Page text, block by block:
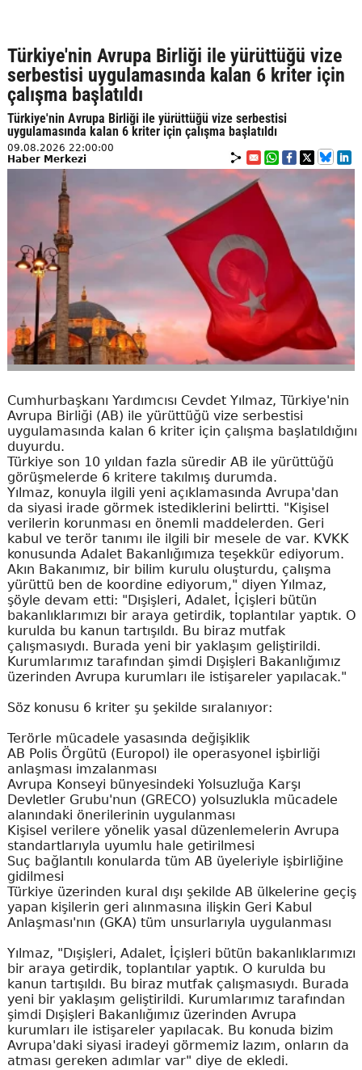
Türkiye'nin Avrupa Birliği ile yürüttüğü vize
serbestisi uygulamasında kalan 6 kriter için
çalışma başlatıldı
Türkiye'nin Avrupa Birliği ile yürüttüğü vize serbestisi
uygulamasında kalan 6 kriter için çalışma başlatıldı
09.08.2026 22:00:00
Haber Merkezi
Cumhurbaşkanı Yardımcısı Cevdet Yılmaz, Türkiye'nin
Avrupa Birliği (AB) ile yürüttüğü vize serbestisi
uygulamasında kalan 6 kriter için çalışma başlatıldığını
duyurdu.
Türkiye son 10 yıldan fazla süredir AB ile yürüttüğü
görüşmelerde 6 kritere takılmış durumda.
Yılmaz, konuyla ilgili yeni açıklamasında Avrupa'dan
da siyasi irade görmek istediklerini belirtti. "Kişisel
verilerin korunması en önemli maddelerden. Geri
kabul ve terör tanımı ile ilgili bir mesele de var. KVKK
konusunda Adalet Bakanlığımıza teşekkür ediyorum.
Akın Bakanımız, bir bilim kurulu oluşturdu, çalışma
yürüttü ben de koordine ediyorum," diyen Yılmaz,
şöyle devam etti: "Dışişleri, Adalet, İçişleri bütün
bakanlıklarımızı bir araya getirdik, toplantılar yaptık. O
kurulda bu kanun tartışıldı. Bu biraz mutfak
çalışmasıydı. Burada yeni bir yaklaşım geliştirildi.
Kurumlarımız tarafından şimdi Dışişleri Bakanlığımız
üzerinden Avrupa kurumları ile istişareler yapılacak."
Söz konusu 6 kriter şu şekilde sıralanıyor:
Terörle mücadele yasasında değişiklik
AB Polis Örgütü (Europol) ile operasyonel işbirliği
anlaşması imzalanması
Avrupa Konseyi bünyesindeki Yolsuzluğa Karşı
Devletler Grubu'nun (GRECO) yolsuzlukla mücadele
alanındaki önerilerinin uygulanması
Kişisel verilere yönelik yasal düzenlemelerin Avrupa
standartlarıyla uyumlu hale getirilmesi
Suç bağlantılı konularda tüm AB üyeleriyle işbirliğine
gidilmesi
Türkiye üzerinden kural dışı şekilde AB ülkelerine geçiş
yapan kişilerin geri alınmasına ilişkin Geri Kabul
Anlaşması'nın (GKA) tüm unsurlarıyla uygulanması
Yılmaz, "Dışişleri, Adalet, İçişleri bütün bakanlıklarımızı
bir araya getirdik, toplantılar yaptık. O kurulda bu
kanun tartışıldı. Bu biraz mutfak çalışmasıydı. Burada
yeni bir yaklaşım geliştirildi. Kurumlarımız tarafından
şimdi Dışişleri Bakanlığımız üzerinden Avrupa
kurumları ile istişareler yapılacak. Bu konuda bizim
Avrupa'daki siyasi iradeyi görmemiz lazım, onların da
atması gereken adımlar var" diye de ekledi.